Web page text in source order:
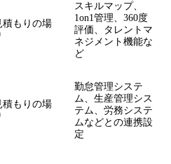
積もりの場
スキルマップ、
1on1管理、360度
評価、タレントマ
ネジメント機能な
ど
積もりの場
勤怠管理システ
ム、生産管理シス
テム、労務システ
ムなどとの連携設
定